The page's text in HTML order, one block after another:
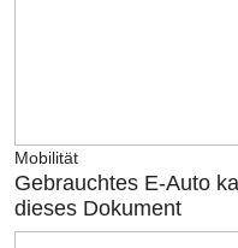
Mobilität
Gebrauchtes E-Auto
dieses Dokument